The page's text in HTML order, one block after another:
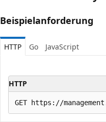
Beispielanforderung
HTTP Go JavaScript
HTTP